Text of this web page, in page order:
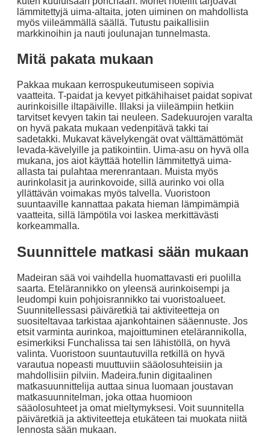
lämmitettyjä uima-altaita, joten uiminen on mahdollista
myös viileämmällä säällä. Tutustu paikallisiin
markkinoihin ja nauti joulunajan tunnelmasta.
Mitä pakata mukaan
Pakkaa mukaan kerrospukeutumiseen sopivia
vaatteita. T-paidat ja kevyet pitkähihaiset paidat sopivat
aurinkoisille iltapäiville. Illaksi ja viileämpiin hetkiin
tarvitset kevyen takin tai neuleen. Sadekuurojen varalta
on hyvä pakata mukaan vedenpitävä takki tai
sadetakki. Mukavat kävelykengät ovat välttämättömät
levada-kävelyille ja patikointiin. Uima-asu on hyvä olla
mukana, jos aiot käyttää hotellin lämmitettyä uima-
allasta tai pulahtaa merenrantaan. Muista myös
aurinkolasit ja aurinkovoide, sillä aurinko voi olla
yllättävän voimakas myös talvella. Vuoristoon
suuntaaville kannattaa pakata hieman lämpimämpiä
vaatteita, sillä lämpötila voi laskea merkittävästi
korkeammalla.
Suunnittele matkasi sään mukaan
Madeiran sää voi vaihdella huomattavasti eri puolilla
saarta. Etelärannikko on yleensä aurinkoisempi ja
leudompi kuin pohjoisrannikko tai vuoristoalueet.
Suunnitellessasi päiväretkiä tai aktiviteetteja on
suositeltavaa tarkistaa ajankohtainen sääennuste. Jos
etsit varminta aurinkoa, majoittuminen etelärannikolla,
esimerkiksi Funchalissa tai sen lähistöllä, on hyvä
valinta. Vuoristoon suuntautuvilla retkillä on hyvä
varautua nopeasti muuttuviin sääolosuhteisiin ja
mahdollisiin pilviin. Madeira.funin digitaalinen
matkasuunnittelija auttaa sinua luomaan joustavan
matkasuunnitelman, joka ottaa huomioon
sääolosuhteet ja omat mieltymyksesi. Voit suunnitella
päiväretkiä ja aktiviteetteja etukäteen tai muokata niitä
lennosta sään mukaan.